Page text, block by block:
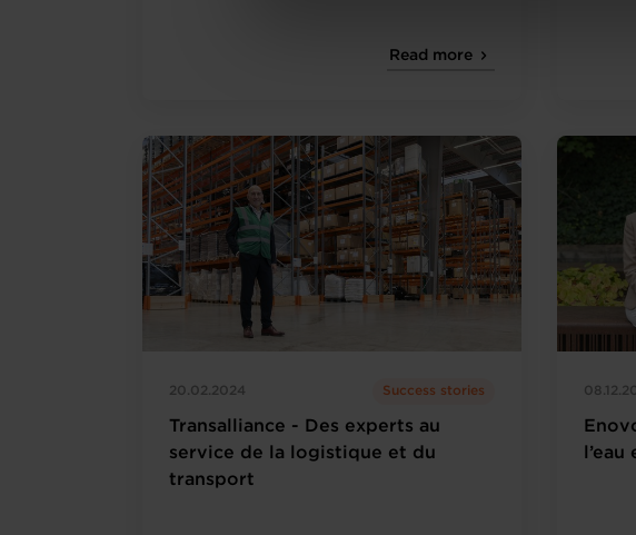
Read more
20.02.2024 Success stories
Transalliance - Des experts au
service de la logistique et du
transport